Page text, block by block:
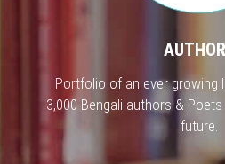
Portfolio of an ever growing
3,000 Bengali authors &
future.